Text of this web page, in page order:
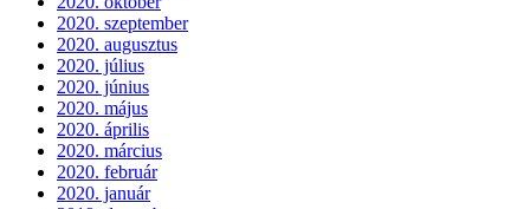
2020. szeptember
2020. augusztus
2020. július
2020. június
2020. május
2020. április
2020. március
2020. február
2020. január